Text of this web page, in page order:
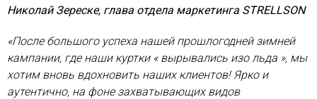
Николай Зереске, глава отдела маркетинга STRELLSON
«После большого успеха нашей прошлогодней зимней
кампании, где наши куртки « вырывались изо льда », мы
хотим вновь вдохновить наших клиентов! Ярко и
аутентично, на фоне захватывающих видов